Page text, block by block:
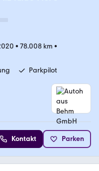
• 78.008 km •
Parkpilot
Kontakt Parken